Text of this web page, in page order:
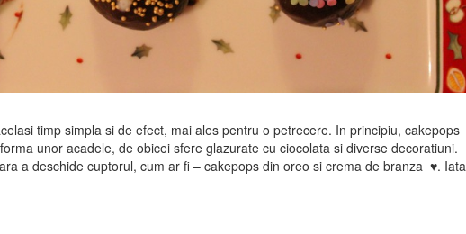
timp simpla si de efect, mai ales pentru o petrecere. In principiu, cakepops
unor acadele, de obicei sfere glazurate cu ciocolata si diverse decoratiuni.
a deschide cuptorul, cum ar fi – cakepops din oreo si crema de branza ♥. Iata